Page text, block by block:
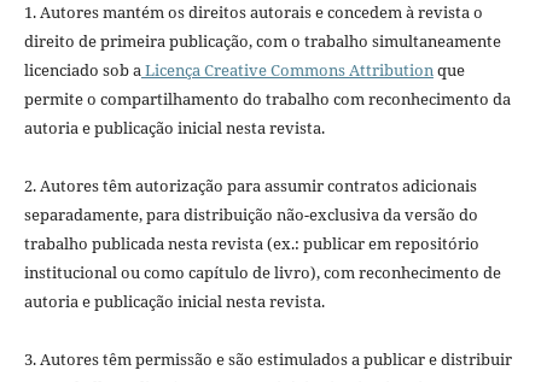
1. Autores mantém os direitos autorais e concedem à revista o
direito de primeira publicação, com o trabalho simultaneamente
licenciado sob aLicença Creative Commons Attributionque
permite o compartilhamento do trabalho com reconhecimento da
autoria e publicação inicial nesta revista.
2. Autores têm autorização para assumir contratos adicionais
separadamente, para distribuição não-exclusiva da versão do
trabalho publicada nesta revista (ex.: publicar em repositório
institucional ou como capítulo de livro), com reconhecimento de
autoria e publicação inicial nesta revista.
3. Autores têm permissão e são estimulados a publicar e distribuir